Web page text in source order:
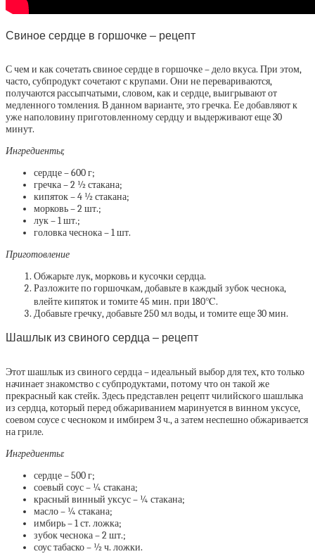
Свиное сердце в горшочке – рецепт
С чем и как сочетать свиное сердце в горшочке – дело вкуса. При этом,
часто, субпродукт сочетают с крупами. Они не перевариваются,
получаются рассыпчатыми, словом, как и сердце, выигрывают от
медленного томления. В данном варианте, это гречка. Ее добавляют к
уже наполовину приготовленному сердцу и выдерживают еще 30
минут.
Ингредиенты;
сердце – 600 г;
гречка – 2 ½ стакана;
кипяток – 4 ½ стакана;
морковь – 2 шт.;
лук – 1 шт.;
головка чеснока – 1 шт.
Приготовление
Обжарьте лук, морковь и кусочки сердца.
Разложите по горшочкам, добавьте в каждый зубок чеснока,
влейте кипяток и томите 45 мин. при 180℃.
Добавьте гречку, добавьте 250 мл воды, и томите еще 30 мин.
Шашлык из свиного сердца – рецепт
Этот шашлык из свиного сердца – идеальный выбор для тех, кто только
начинает знакомство с субпродуктами, потому что он такой же
прекрасный как стейк. Здесь представлен рецепт чилийского шашлыка
из сердца, который перед обжариванием маринуется в винном уксусе,
соевом соусе с чесноком и имбирем 3 ч., а затем неспешно обжаривается
на гриле.
Ингредиенты:
сердце – 500 г;
соевый соус – ¼ стакана;
красный винный уксус – ¼ стакана;
масло – ¼ стакана;
имбирь – 1 ст. ложка;
зубок чеснока – 2 шт.;
соус табаско – ½ ч. ложки.